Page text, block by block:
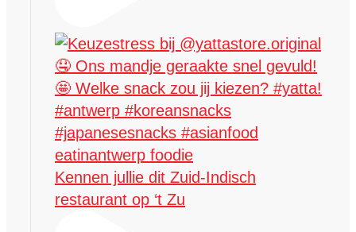
Kennen jullie dit Zuid-Indisch
restaurant op ‘t Zu